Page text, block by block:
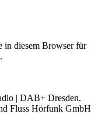
in diesem Browser für
| DAB+ Dresden.
Fluss Hörfunk GmbH